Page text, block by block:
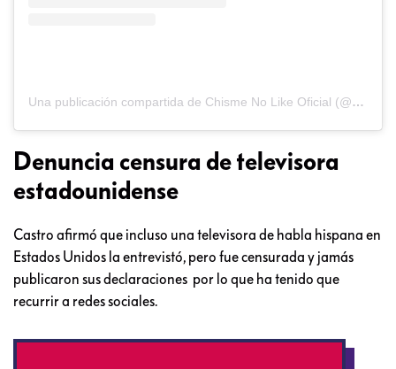
Una publicación compartida de Chisme No Like Oficial (@chismenolikeofficial)
Denuncia censura de televisora
estadounidense
Castro afirmó que incluso una televisora de habla hispana en
Estados Unidos la entrevistó, pero fue censurada y jamás
publicaron sus declaraciones por lo que ha tenido que
recurrir a redes sociales.